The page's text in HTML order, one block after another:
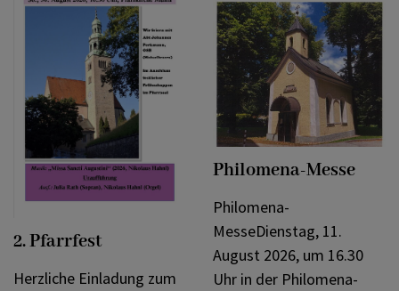
2. Pfarrfest
Herzliche Einladung zum
Philomena-Messe
Philomena-
MesseDienstag, 11.
August 2026, um 16.30
Uhr in der Philomena-